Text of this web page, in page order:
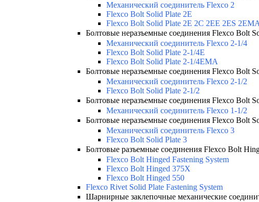
Механический соединитель Flexco 2
Flexco Bolt Solid Plate 2E
Flexco Bolt Solid Plate 2Е 2С 2ЕЕ 2ES
Болтовые неразъемные соединения Flexco Bolt
Механический соединитель Flexco 2-1/4
Flexco Bolt Solid Plate 2-1/4E
Flexco Bolt Solid Plate 2-1/4EMA
Болтовые неразъемные соединения Flexco Bolt
Механический соединитель Flexco 2-1/2
Flexco Bolt Solid Plate 2-1/2
Болтовые неразъемные соединения Flexco Bolt
Механический соединитель Flexco 1-1/2
Болтовые неразъемные соединения Flexco Bolt
Механический соединитель Flexco 3
Flexco Bolt Solid Plate 3
Болтовые разъемные соединения Flexco Bolt
Flexco Bolt Hinged Fastening System
Flexco Bolt Hinged 375X
Flexco Bolt Hinged 550
Flexco Rivet Solid Plate Fastening System
Шарнирные заклепочные механические